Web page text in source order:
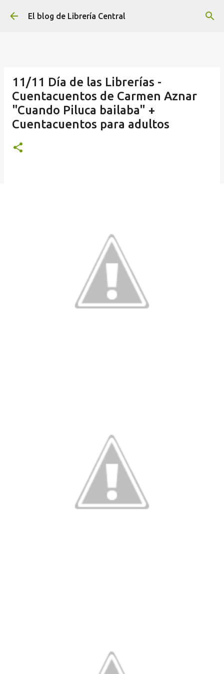
Ir al contenido principal
El blog de Librería Central
11/11 Día de las Librerías -
Cuentacuentos de Carmen Aznar
"Cuando Piluca bailaba" +
Cuentacuentos para adultos